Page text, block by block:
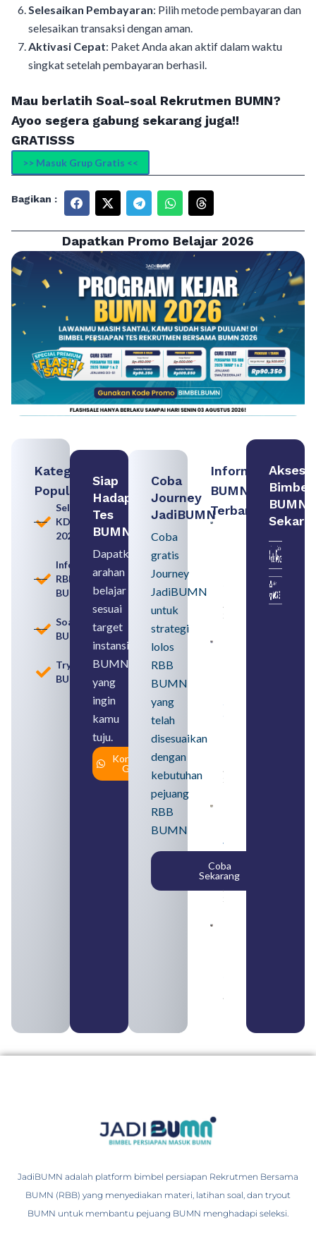
Selesaikan Pembayaran: Pilih metode pembayaran dan
selesaikan transaksi dengan aman.
Aktivasi Cepat: Paket Anda akan aktif dalam waktu
singkat setelah pembayaran berhasil.
Mau berlatih Soal-soal Rekrutmen BUMN?
Ayoo segera gabung sekarang juga!!
GRATISSS
>> Masuk Grup Gratis <<
Bagikan :
Dapatkan Promo Belajar 2026
Kategori
Populer
Seleksi
KDKMP
2026
Informasi
RBB
BUMN
Soal
BUMN
Tryout
BUMN
Siap
Hadapi
Tes
BUMN
Dapatkan
arahan
belajar
sesuai
target
instansi
BUMN
yang
ingin
kamu
tuju.
Konsultasi
Gratis
Coba
Journey
JadiBUMN
Coba
gratis
Journey
JadiBUMN
untuk
strategi
lolos
RBB
BUMN
yang
telah
disesuaikan
dengan
kebutuhan
pejuang
RBB
BUMN
Coba
Sekarang
Informasi
BUMN
Terbaru:
Pengertian,
Perbedaan,
serta Jenis
August 6,
2026
SMA
Syarat,
August 5,
2026
yang
Tergabung
dalam
Himbara
August 4,
2026
August 3, 2026
Akses
Bimbel
BUMN
JadiBUMN adalah platform bimbel persiapan Rekrutmen Bersama
BUMN (RBB) yang menyediakan materi, latihan soal, dan tryout
BUMN untuk membantu pejuang BUMN menghadapi seleksi.